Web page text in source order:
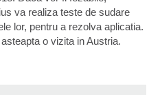
va realiza teste de sudare
lor, pentru a rezolva aplicatia.
o vizita in Austria.